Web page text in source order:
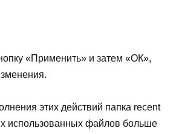
«Применить» и затем «ОК»,
этих действий папка recent
использованных файлов больше